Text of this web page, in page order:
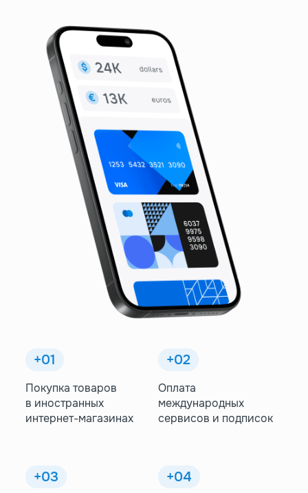
+01
Покупка товаров
в иностранных
интернет-магазинах
+02
Оплата
международных
сервисов и подписок
+03 +04